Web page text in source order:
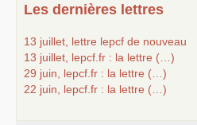
Les dernières lettres
13 juillet, lettre lepcf de nouveau
13 juillet, lepcf.fr : la lettre (…)
29 juin, lepcf.fr : la lettre (…)
22 juin, lepcf.fr : la lettre (…)